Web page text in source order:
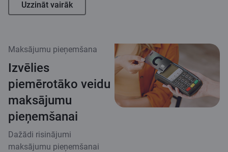
Uzzināt vairāk
Maksājumu pieņemšana
Izvēlies
piemērotāko veidu
maksājumu
pieņemšanai
Dažādi risinājumi
maksājumu pieņemšanai